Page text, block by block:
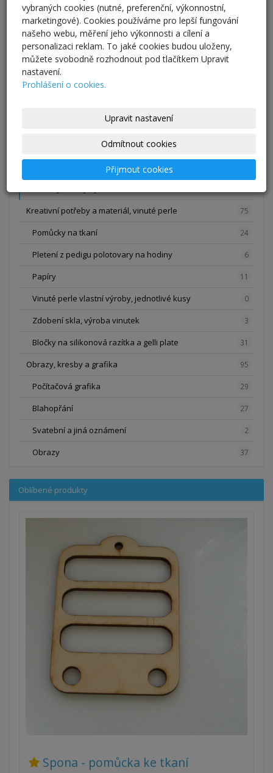
Cedule
Nábytek
Oděvy a oděvní doplňky, svatba
Kabelky a tašky
Opasky, šály a šátky
Halenky, trička, mikiny a šaty
Kreativní potřeby a materiál, vinuté perle 75
Pomůcky na tkaní 24
Pletení z pedigu polotovary na hodiny 6
Papíry 11
Vinuté perle vlastní výroby, jednotlivé kusy 0
Zdobení skla, výroba vinutek 3
Bločky na silikonová razítka a gelli plate 31
Obrazy, kresby a grafika 95
Počítačová grafika 29
Blahopřání 27
Svatební a jiná oznámení 2
Obrazy 37
Oblíbené produkty
Spona - pomůcka ke tkaní
vybraných cookies (nutné, preferenční, výkonnostní,
marketingové). Cookies používáme pro lepší fungování
našeho webu, měření jeho výkonnosti a cílení a
personalizaci reklam. To jaké cookies budou uloženy,
můžete svobodně rozhodnout pod tlačítkem Upravit
nastavení.
Prohlášení o cookies.
Upravit nastavení
Odmítnout cookies
Přijmout cookies